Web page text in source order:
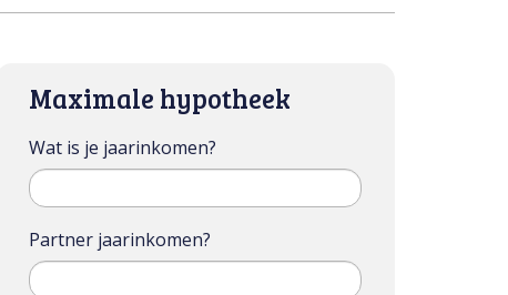
Maximale hypotheek
Wat is je jaarinkomen?
Partner jaarinkomen?